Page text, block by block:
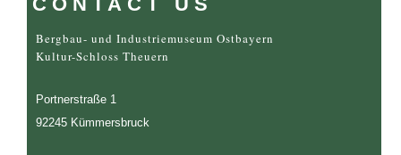
Bergbau- und Industriemuseum Ostbayern
Kultur-Schloss Theuern
Portnerstraße 1
92245 Kümmersbruck